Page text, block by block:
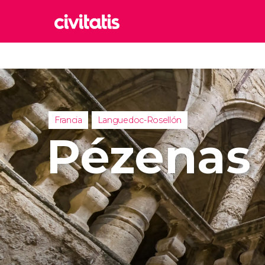
Italia
Reino
Reino
Turquía
Francia Languedoc-Rosellón
Pézenas